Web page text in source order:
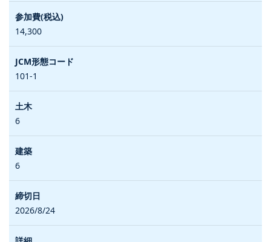
14,300
101-1
6
6
2026/8/24